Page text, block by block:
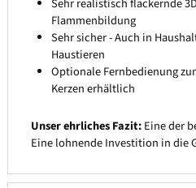
Sehr realistisch flackernde
Flammenbildung
Sehr sicher - Auch in
Haustieren
Optionale Fernbedienung
Kerzen erhältlich
Unser ehrliches Fazit:Eine der
Eine lohnende Investition in die